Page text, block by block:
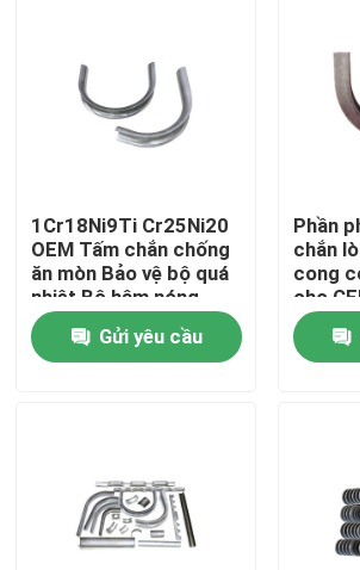
Tham quan nhà máy
Kiểm soát chất lượng
Liên hệ chúng tôi
Yêu cầu báo giá
Bộ phận lò hơi
tấm thép carbon
1Cr18Ni9Ti Cr25Ni20
OEM Tấm chắn chống
ăn mòn Bảo vệ bộ quá
nhiệt Bộ hâm nóng
Gửi yêu cầu
Phần
chắn
cong
cho